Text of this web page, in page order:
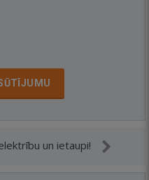
un ietaupi!